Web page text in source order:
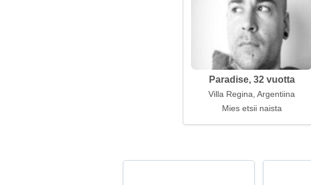
Paradise, 32 vuotta
Villa Regina, Argentiina
Mies etsii naista